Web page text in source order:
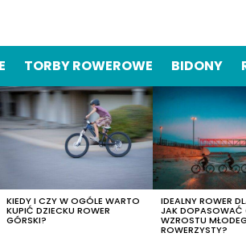
TORBY ROWEROWE BIDONY
KIEDY I CZY W OGÓLE WARTO
KUPIĆ DZIECKU ROWER
GÓRSKI?
IDEALNY ROWER
JAK DOPASOWAĆ
WZROSTU
ROWERZYSTY?